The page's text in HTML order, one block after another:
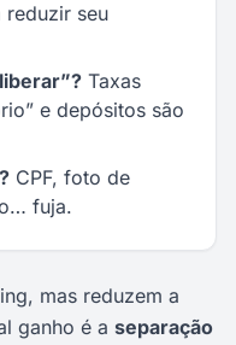
reduzir seu
Taxas
e depósitos são
CPF, foto de
fuja.
mas reduzem a
ganho é a separação